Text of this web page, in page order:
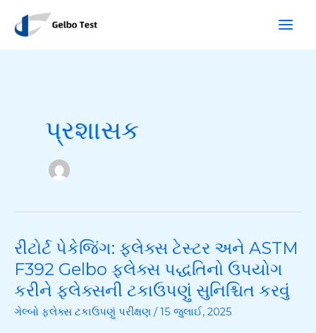
પ્રશાસક
રીટોર્ટ પેકેજિંગ: ફ્લેક્સ ટેસ્ટર અને ASTM
F392 Gelbo ફ્લેક્સ પદ્ધતિનો ઉપયોગ
કરીને ફ્લેક્સની ટકાઉપણું સુનિશ્ચિત કરવું
ગેલ્બો ફ્લેક્સ ટકાઉપણું પરીક્ષણ /15 જુલાઈ, 2025
રીટોર્ટ
પેકેજિંગ:
ફ્લેક્સ
ટેસ્ટર
અને
ધો